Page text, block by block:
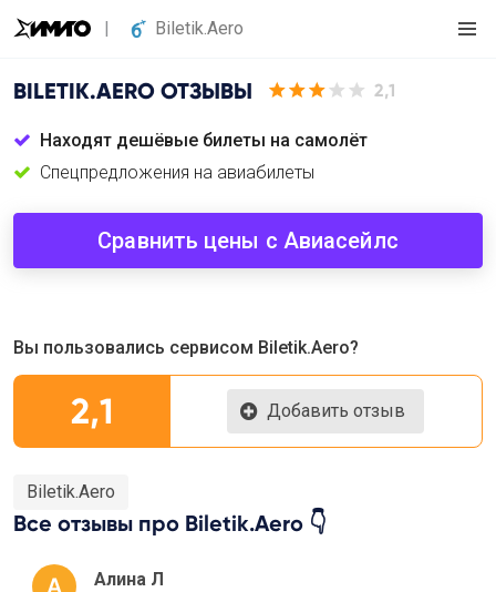
Biletik.Aero
BILETIK.AERO ОТЗЫВЫ 2,1
Находят дешёвые билеты на самолёт
Спецпредложения на авиабилеты
Сравнить цены с Авиасейлс
Вы пользовались сервисом Biletik.Aero?
2,1 Добавить отзыв
Biletik.Aero
Все отзывы про Biletik.Aero 👇
Алина Л